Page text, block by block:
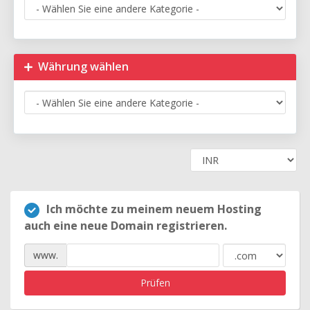
Währung wählen
Ich möchte zu meinem neuem Hosting
auch eine neue Domain registrieren.
www.
Prüfen